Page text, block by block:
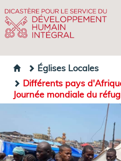
Églises Locales
Différents pays
Journée mondiale du